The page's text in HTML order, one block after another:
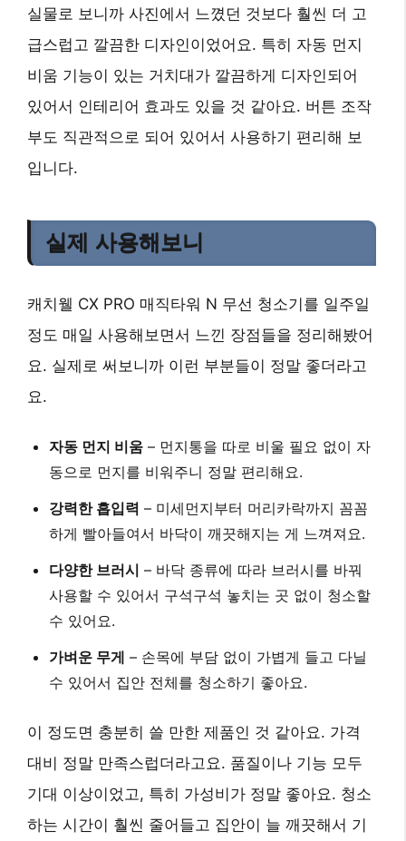
실물로 보니까 사진에서 느꼈던 것보다 훨씬 더 고
급스럽고 깔끔한 디자인이었어요. 특히 자동 먼지
비움 기능이 있는 거치대가 깔끔하게 디자인되어
있어서 인테리어 효과도 있을 것 같아요. 버튼 조작
부도 직관적으로 되어 있어서 사용하기 편리해 보
입니다.
실제 사용해보니
캐치웰 CX PRO 매직타워 N 무선 청소기를 일주일
정도 매일 사용해보면서 느낀 장점들을 정리해봤어
요. 실제로 써보니까 이런 부분들이 정말 좋더라고
요.
자동 먼지 비움 – 먼지통을 따로 비울 필요 없이 자
동으로 먼지를 비워주니 정말 편리해요.
강력한 흡입력 – 미세먼지부터 머리카락까지 꼼꼼
하게 빨아들여서 바닥이 깨끗해지는 게 느껴져요.
다양한 브러시 – 바닥 종류에 따라 브러시를 바꿔
사용할 수 있어서 구석구석 놓치는 곳 없이 청소할
수 있어요.
가벼운 무게 – 손목에 부담 없이 가볍게 들고 다닐
수 있어서 집안 전체를 청소하기 좋아요.
이 정도면 충분히 쓸 만한 제품인 것 같아요. 가격
대비 정말 만족스럽더라고요. 품질이나 기능 모두
기대 이상이었고, 특히 가성비가 정말 좋아요. 청소
하는 시간이 훨씬 줄어들고 집안이 늘 깨끗해서 기